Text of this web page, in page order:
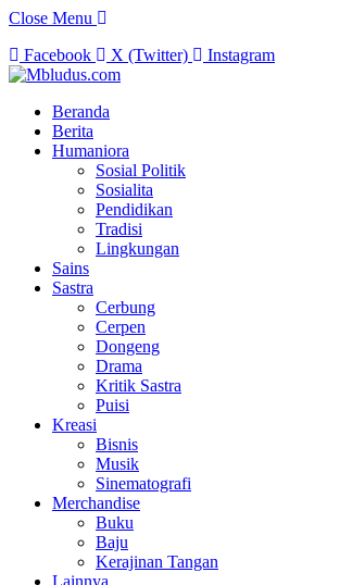
Close Menu
Facebook
X (Twitter) Instagram
Beranda
Berita
Humaniora
Sosial Politik
Sosialita
Pendidikan
Tradisi
Lingkungan
Sains
Sastra
Cerbung
Cerpen
Dongeng
Drama
Kritik Sastra
Puisi
Kreasi
Bisnis
Musik
Sinematografi
Merchandise
Buku
Baju
Kerajinan Tangan
Lainnya